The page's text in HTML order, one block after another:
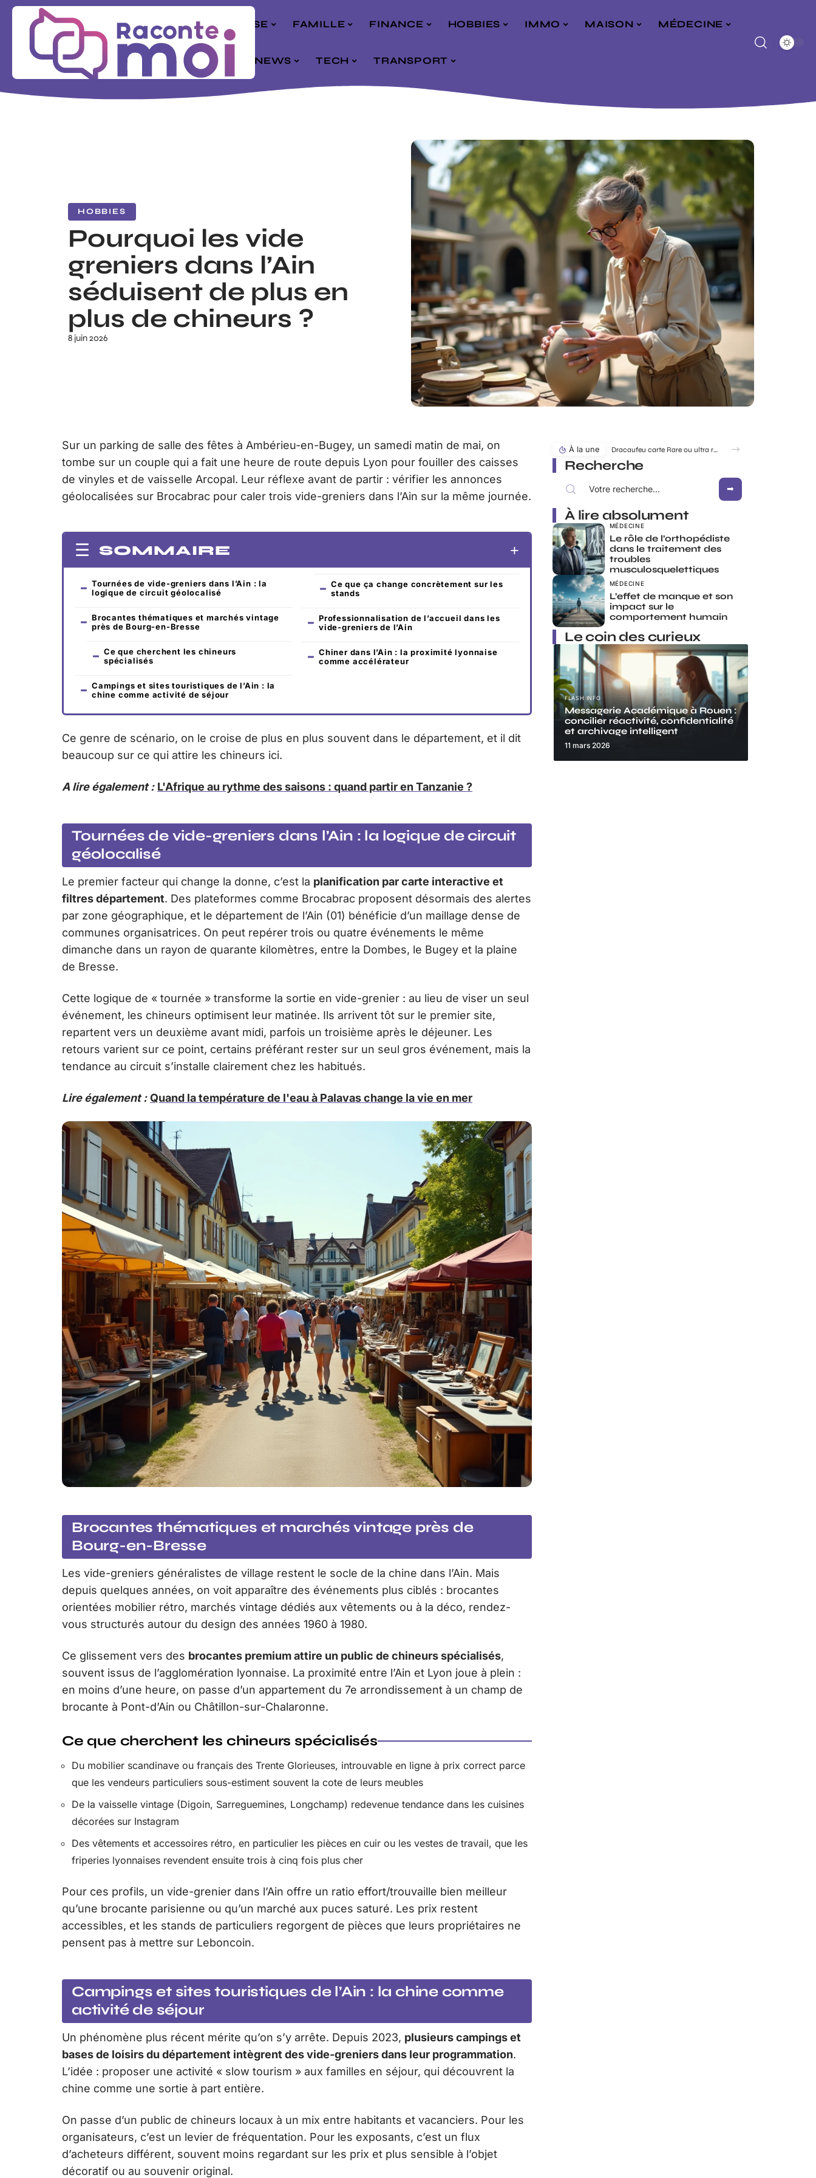
ENTREPRISE FAMILLE FINANCE HOBBIES IMMO MAISON MÉDECINE
MODE NEWS TECH TRANSPORT
HOBBIES
Pourquoi les vide
greniers dans l’Ain
séduisent de plus en
plus de chineurs ?
8 juin 2026
Sur un parking de salle des fêtes à Ambérieu-en-Bugey, un samedi matin de mai, on
tombe sur un couple qui a fait une heure de route depuis Lyon pour fouiller des caisses
de vinyles et de vaisselle Arcopal. Leur réflexe avant de partir : vérifier les annonces
géolocalisées sur Brocabrac pour caler trois vide-greniers dans l’Ain sur la même journée.
SOMMAIRE
Tournées de vide-greniers dans l’Ain : la
logique de circuit géolocalisé
Brocantes thématiques et marchés vintage
près de Bourg-en-Bresse
Ce que cherchent les chineurs
spécialisés
Campings et sites touristiques de l’Ain : la
chine comme activité de séjour
Ce que ça change concrètement sur les
stands
Professionnalisation de l’accueil dans les
vide-greniers de l’Ain
Chiner dans l’Ain : la proximité lyonnaise
comme accélérateur
Ce genre de scénario, on le croise de plus en plus souvent dans le département, et il dit
beaucoup sur ce qui attire les chineurs ici.
A lire également : L'Afrique au rythme des saisons : quand partir en Tanzanie ?
Tournées de vide-greniers dans l’Ain : la logique de circuit
géolocalisé
Le premier facteur qui change la donne, c’est la planification par carte interactive et
filtres département. Des plateformes comme Brocabrac proposent désormais des alertes
par zone géographique, et le département de l’Ain (01) bénéficie d’un maillage dense de
communes organisatrices. On peut repérer trois ou quatre événements le même
dimanche dans un rayon de quarante kilomètres, entre la Dombes, le Bugey et la plaine
de Bresse.
Cette logique de « tournée » transforme la sortie en vide-grenier : au lieu de viser un seul
événement, les chineurs optimisent leur matinée. Ils arrivent tôt sur le premier site,
repartent vers un deuxième avant midi, parfois un troisième après le déjeuner. Les
retours varient sur ce point, certains préférant rester sur un seul gros événement, mais la
tendance au circuit s’installe clairement chez les habitués.
Lire également : Quand la température de l'eau à Palavas change la vie en mer
Brocantes thématiques et marchés vintage près de
Bourg-en-Bresse
Les vide-greniers généralistes de village restent le socle de la chine dans l’Ain. Mais
depuis quelques années, on voit apparaître des événements plus ciblés : brocantes
orientées mobilier rétro, marchés vintage dédiés aux vêtements ou à la déco, rendez-
vous structurés autour du design des années 1960 à 1980.
Ce glissement vers des brocantes premium attire un public de chineurs spécialisés,
souvent issus de l’agglomération lyonnaise. La proximité entre l’Ain et Lyon joue à plein :
en moins d’une heure, on passe d’un appartement du 7e arrondissement à un champ de
brocante à Pont-d’Ain ou Châtillon-sur-Chalaronne.
Ce que cherchent les chineurs spécialisés
Du mobilier scandinave ou français des Trente Glorieuses, introuvable en ligne à prix correct parce
que les vendeurs particuliers sous-estiment souvent la cote de leurs meubles
De la vaisselle vintage (Digoin, Sarreguemines, Longchamp) redevenue tendance dans les cuisines
décorées sur Instagram
Des vêtements et accessoires rétro, en particulier les pièces en cuir ou les vestes de travail, que les
friperies lyonnaises revendent ensuite trois à cinq fois plus cher
Pour ces profils, un vide-grenier dans l’Ain offre un ratio effort/trouvaille bien meilleur
qu’une brocante parisienne ou qu’un marché aux puces saturé. Les prix restent
accessibles, et les stands de particuliers regorgent de pièces que leurs propriétaires ne
pensent pas à mettre sur Leboncoin.
Campings et sites touristiques de l’Ain : la chine comme
activité de séjour
Un phénomène plus récent mérite qu’on s’y arrête. Depuis 2023, plusieurs campings et
bases de loisirs du département intègrent des vide-greniers dans leur programmation.
L’idée : proposer une activité « slow tourism » aux familles en séjour, qui découvrent la
chine comme une sortie à part entière.
On passe d’un public de chineurs locaux à un mix entre habitants et vacanciers. Pour les
organisateurs, c’est un levier de fréquentation. Pour les exposants, c’est un flux
d’acheteurs différent, souvent moins regardant sur les prix et plus sensible à l’objet
décoratif ou au souvenir original.
À la une
Recherche
À lire absolument
MÉDECINE
Le rôle de l’orthopédiste
dans le traitement des
troubles
musculosquelettiques
MÉDECINE
L’effet de manque et son
impact sur le
comportement humain
Le coin des curieux
FLASH INFO
Messagerie Académique à Rouen :
concilier réactivité, confidentialité
et archivage intelligent
11 mars 2026